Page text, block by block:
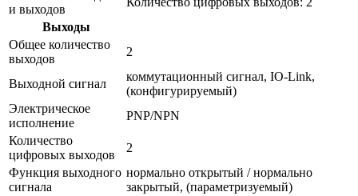
и выходов
Выходы
Общее количество
выходов
2
Выходной сигнал
коммутационный сигнал, IO-Link,
(конфигурируемый)
Электрическое
исполнение
PNP/NPN
Количество
цифровых выходов
2
Функция выходного
сигнала
нормально открытый / нормально
закрытый, (параметризуемый)